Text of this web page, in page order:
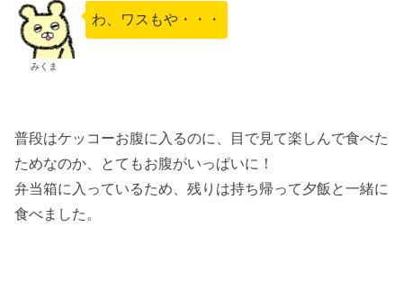
みくま
わ、ワスもや・・・
普段はケッコーお腹に入るのに、目で見て楽しんで食べた
ためなのか、とてもお腹がいっぱいに！
弁当箱に入っているため、残りは持ち帰って夕飯と一緒に
食べました。